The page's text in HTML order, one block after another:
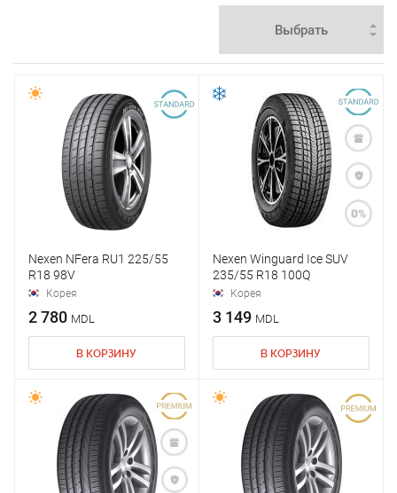
Nexen NFera RU1 225/55
R18 98V
Корея
2 780 MDL
В КОРЗИНУ
Nexen Winguard Ice SUV
235/55 R18 100Q
Корея
3 149 MDL
В КОРЗИНУ